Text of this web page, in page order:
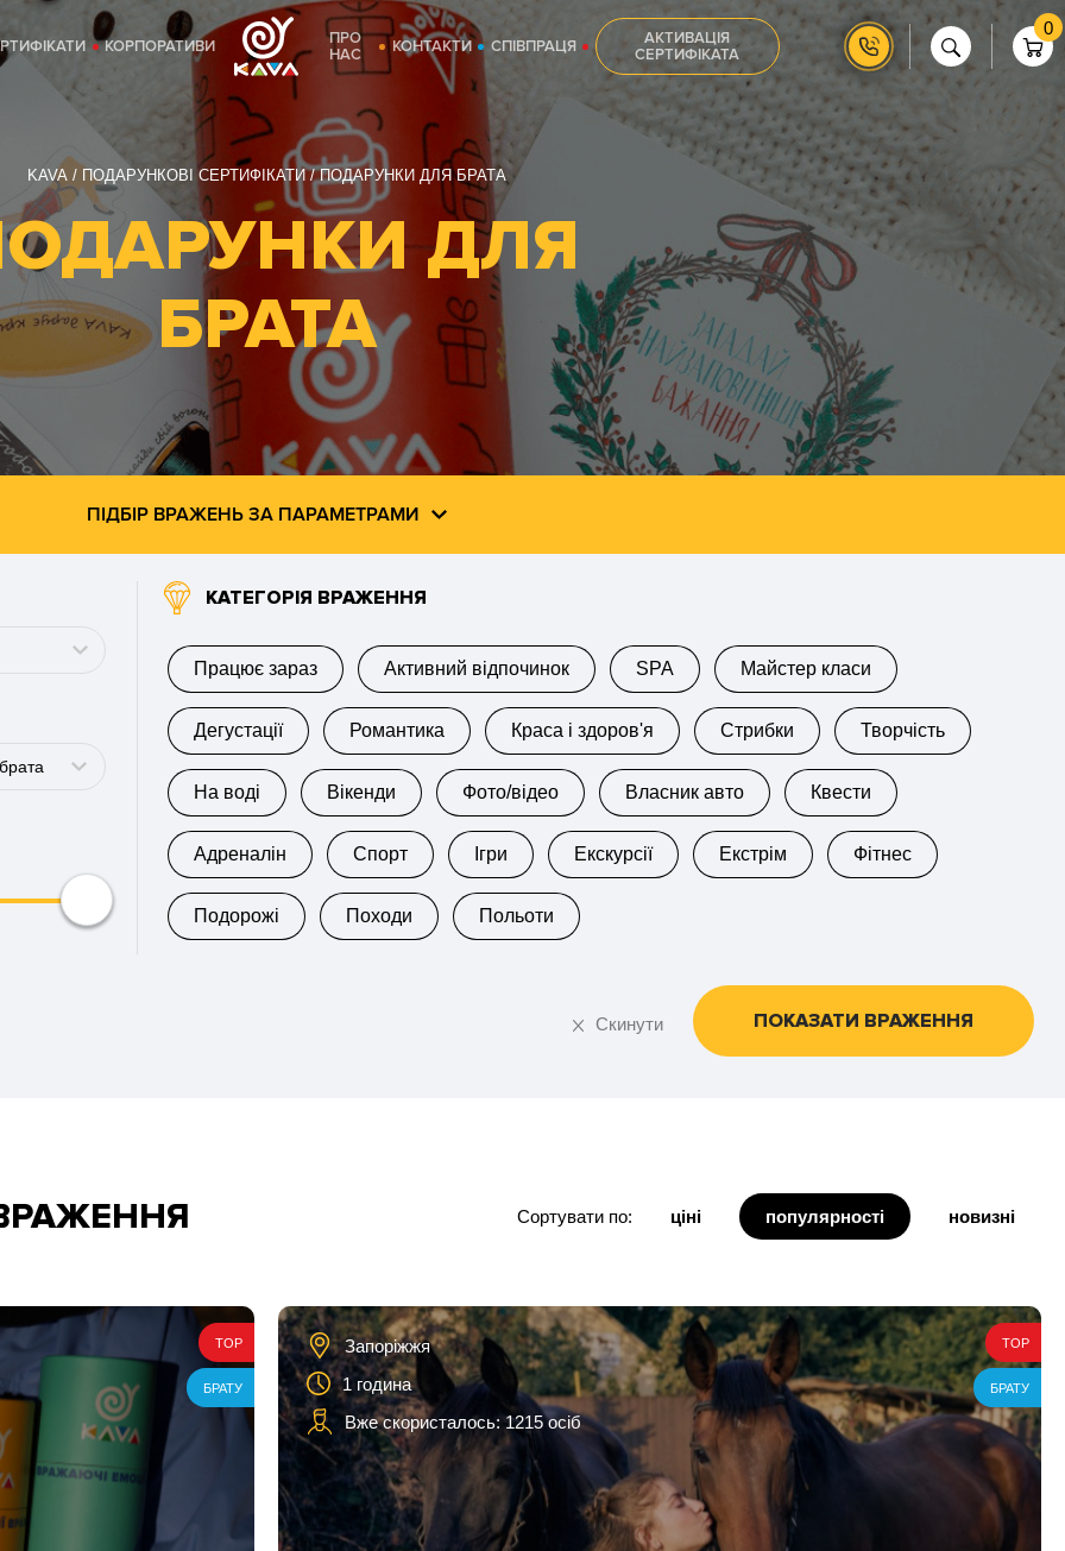
КОРПОРАТИВИ
ПРО
НАС
КОНТАКТИ СПІВПРАЦЯ
АКТИВАЦІЯ
СЕРТИФІКАТА
0
KAVA ПОДАРУНКОВІ СЕРТИФІКАТИ ПОДАРУНКИ ДЛЯ БРАТА
ДЛЯ
БРАТА
ПІДБІР ВРАЖЕНЬ ЗА ПАРАМЕТРАМИ
КАТЕГОРІЯ ВРАЖЕННЯ
Працює зараз Активний відпочинок SPA Майстер класи
Дегустації Романтика Краса і здоров'я Стрибки Творчість
На воді Вікенди Фото/відео Власник авто Квести
Адреналін Спорт Ігри Екскурсії Екстрім Фітнес
Подорожі Походи Польоти
Скинути ПОКАЗАТИ ВРАЖЕННЯ
Сортувати по: ціні популярності новизні
TOP
БРАТУ
Запоріжжя
1 година
Вже скористалось: 1215 осіб
TOP
БРАТУ